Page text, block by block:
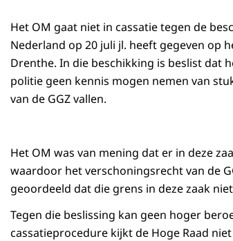
Het OM gaat niet in cassatie tegen de
Nederland op 20 juli jl. heeft gegeven op
Drenthe. In die beschikking is beslist dat
politie geen kennis mogen nemen van
van de GGZ vallen.
Het OM was van mening dat er in deze
waardoor het verschoningsrecht van de
geoordeeld dat die grens in deze zaak
Tegen die beslissing kan geen hoger
cassatieprocedure kijkt de Hoge Raad